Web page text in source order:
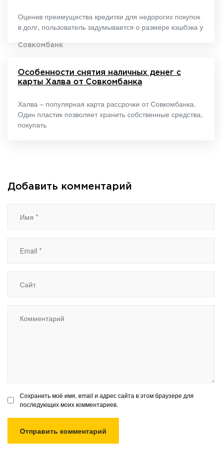
Оценив преимущества кредитки для недорогих покупок
в долг, пользователь задумывается о размере кэшбэка у
Совкомбанк
Особенности снятия наличных денег с
карты Халва от Совкомбанка
Халва – популярная карта рассрочки от Совкомбанка.
Один пластик позволяет хранить собственные средства,
покупать
Добавить комментарий
Сохранить моё имя, email и адрес сайта в этом браузере для
последующих моих комментариев.